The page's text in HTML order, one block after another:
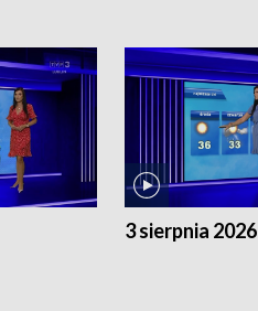
3 sierpnia 2026